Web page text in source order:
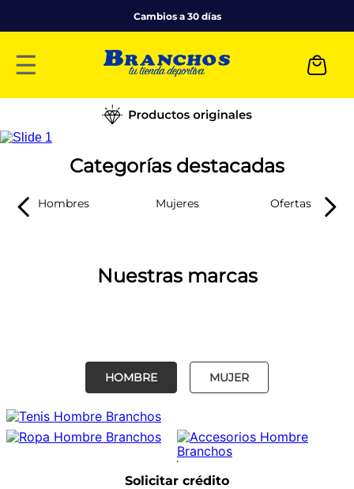
Cambios a 30 días
☰
Categorías destacadas
Hombres Mujeres Ofertas
Nuestras marcas
HOMBRE MUJER
.
Solicitar crédito